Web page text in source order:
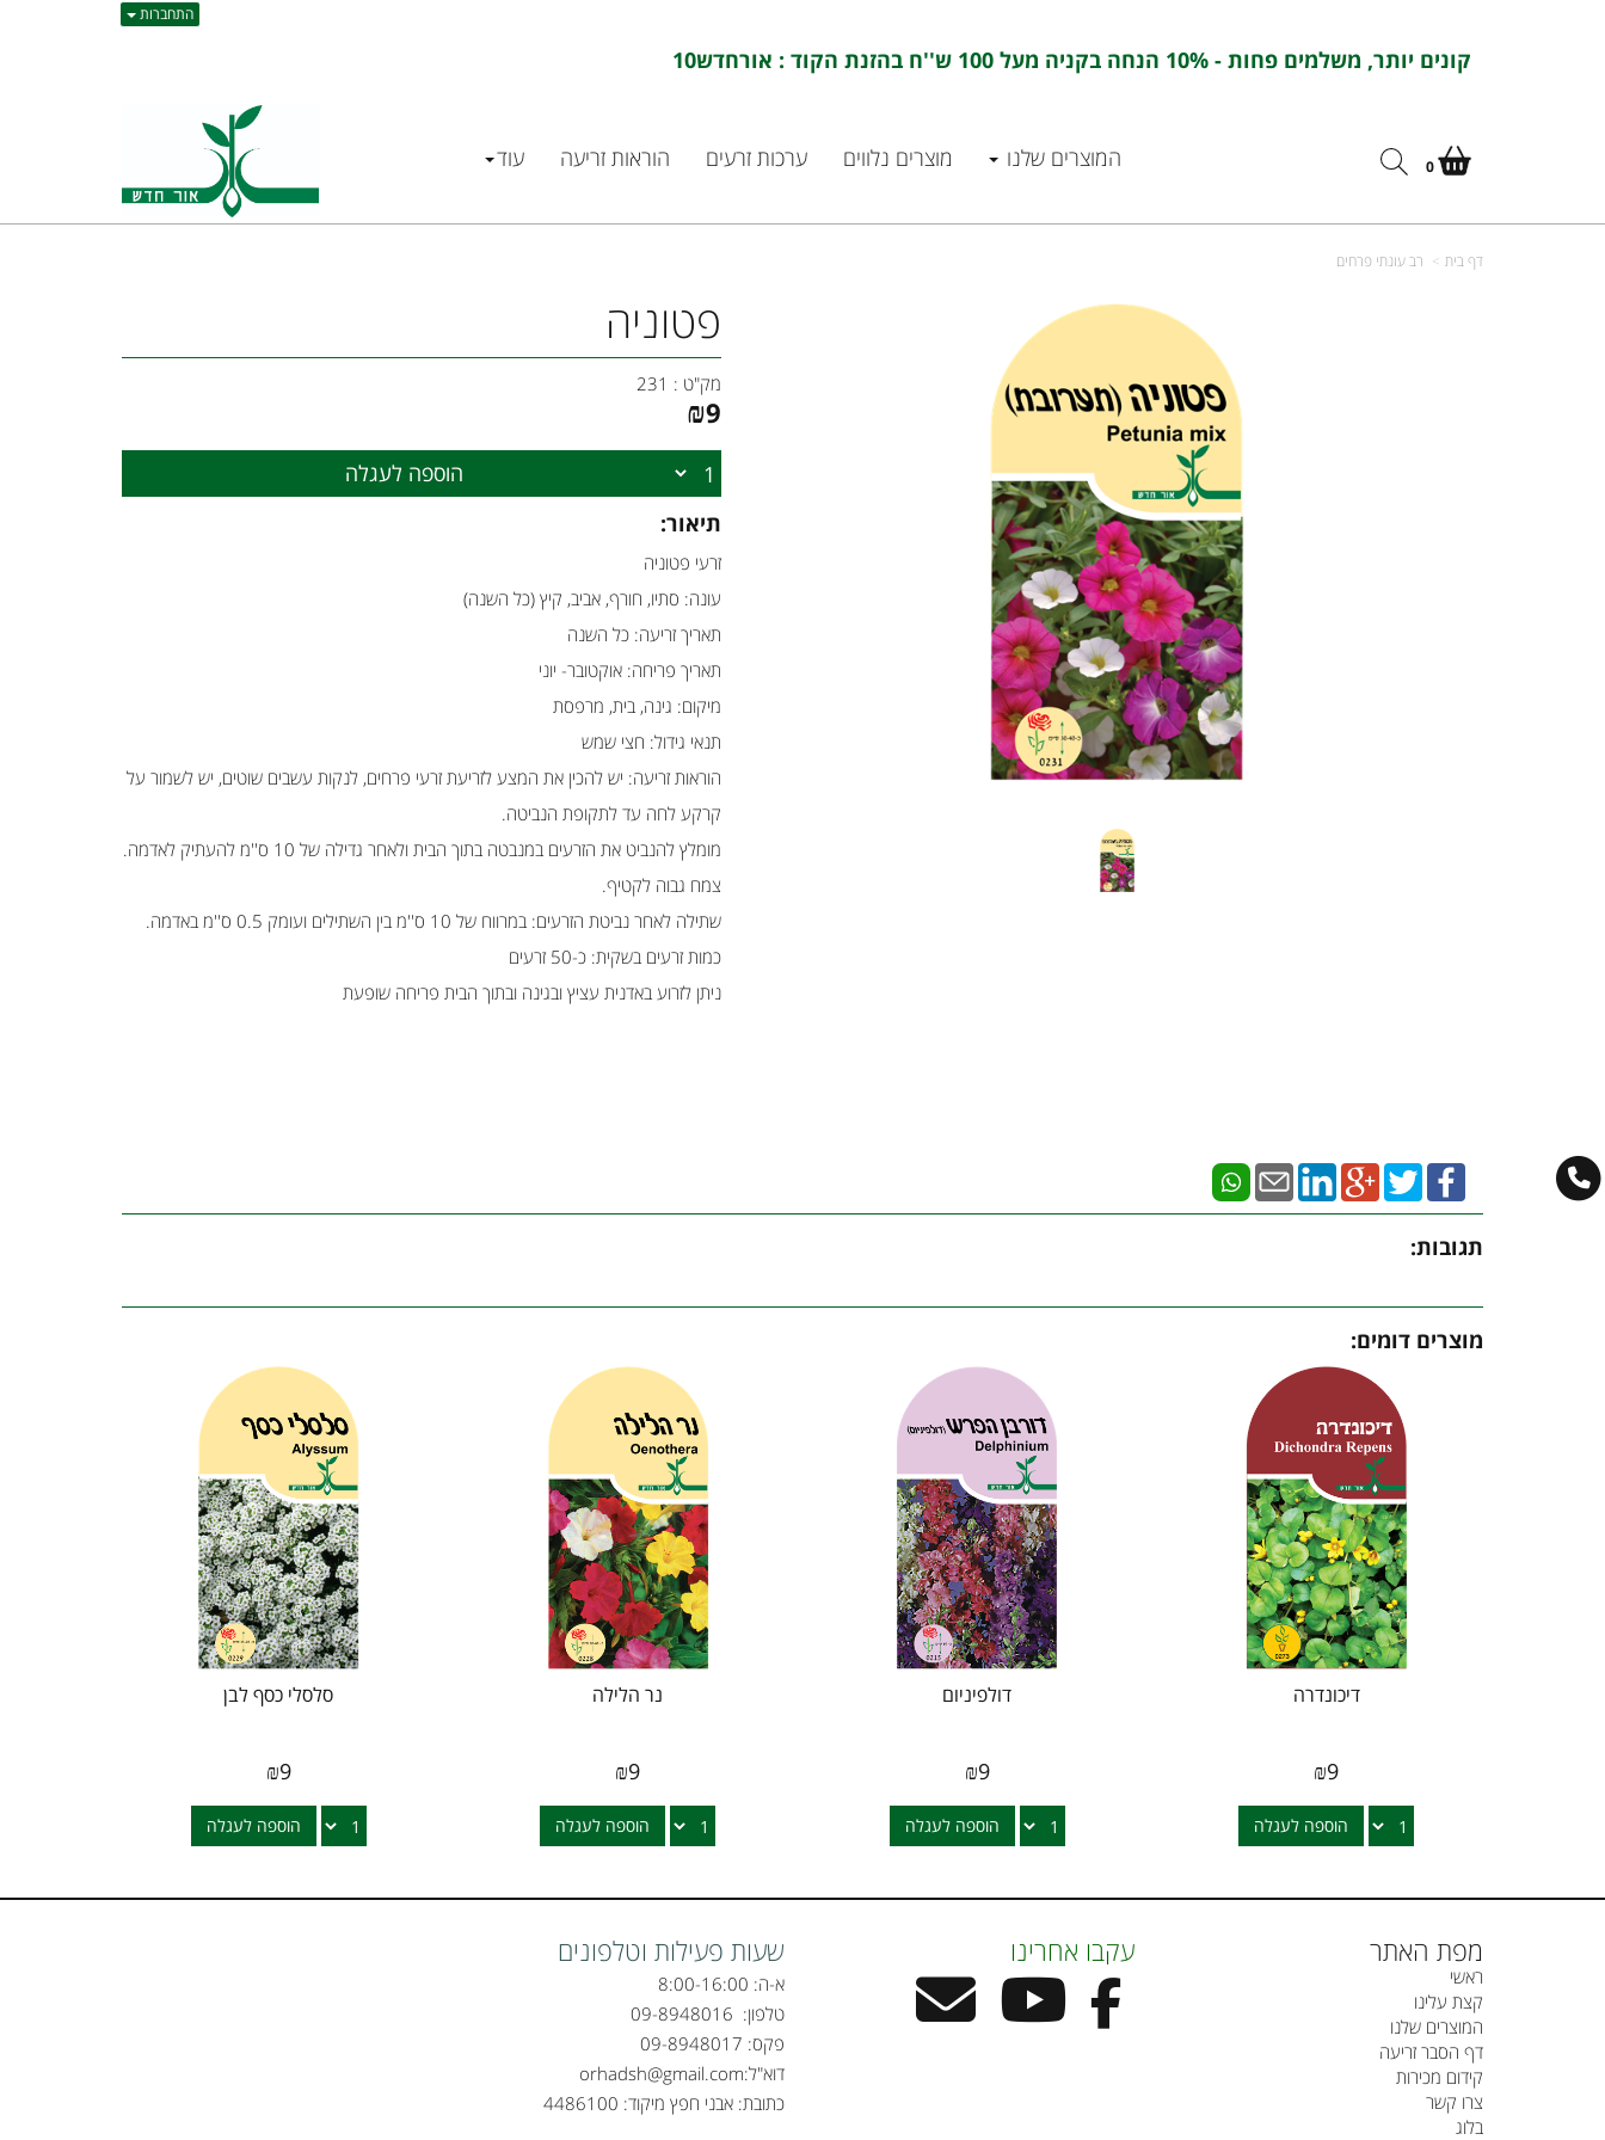
התחברות
קונים יותר, משלמים פחות - 10% הנחה בקניה מעל 100 ש''ח בהזנת הקוד : אורחדש10
0 המוצרים שלנו מוצרים נלווים ערכות זרעים הוראות זריעה עוד
דף בית רב עונתי פרחים
פטוניה
מק"ט : 231
₪9
הוספה לעגלה
תיאור:
זרעי פטוניה
עונה: סתיו, חורף, אביב, קיץ (כל השנה)
תאריך זריעה: כל השנה
תאריך פריחה: אוקטובר- יוני
מיקום: גינה, בית, מרפסת
תנאי גידול: חצי שמש
הוראות זריעה: יש להכין את המצע לזריעת זרעי פרחים, לנקות עשבים שוטים, יש לשמור על
קרקע לחה עד לתקופת הנביטה.
מומלץ להנביט את הזרעים במנבטה בתוך הבית ולאחר גדילה של 10 ס''מ להעתיק לאדמה.
צמח גבוה לקטיף.
שתילה לאחר נביטת הזרעים: במרווח של 10 ס''מ בין השתילים ועומק 0.5 ס''מ באדמה.
כמות זרעים בשקית: כ-50 זרעים
ניתן לזרוע באדנית עציץ ובגינה ובתוך הבית פריחה שופעת
תגובות:
מוצרים דומים:
דיכונדרה
₪9
הוספה לעגלה
דולפיניום
₪9
הוספה לעגלה
נר הלילה
₪9
הוספה לעגלה
סלסלי כסף לבן
₪9
הוספה לעגלה
מפת האתר
ראשי
קצת עלינו
המוצרים שלנו
דף הסבר זריעה
קידום מכירות
צרו קשר
בלוג
עקבו אחרינו שעות פעילות וטלפונים
א-ה: 8:00-16:00
טלפון:
פקס: 09-8948017
דוא"ל:orhadsh@gmail.com
כתובת: אבני חפץ מיקוד: 4486100